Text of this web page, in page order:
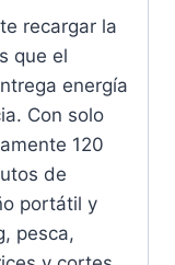
recargar la
que el
energía
Con solo
120
de
portátil y
pesca,